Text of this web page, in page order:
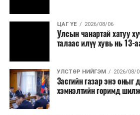
нөхөн томилгоо хийхгүй байх,
хамт олны урлаг, спортын
байгуулахгүй байх, төрийн
сургалтыг цахим хэлбэрт
хаагчдыг зарим өдрүүдэд
хэмжээг үргэлжлүүлэхийг үүрэг
Төсвийн сахилга бат сайжирч,
ЦАГ ҮЕ 2026/08/06
Улсын чанартай хатуу
талаас илүү хувь нь 13-
УЛСТӨР НИЙГЭМ 2026/08/
Засгийн газар энэ оныг
хэмнэлтийн горимд